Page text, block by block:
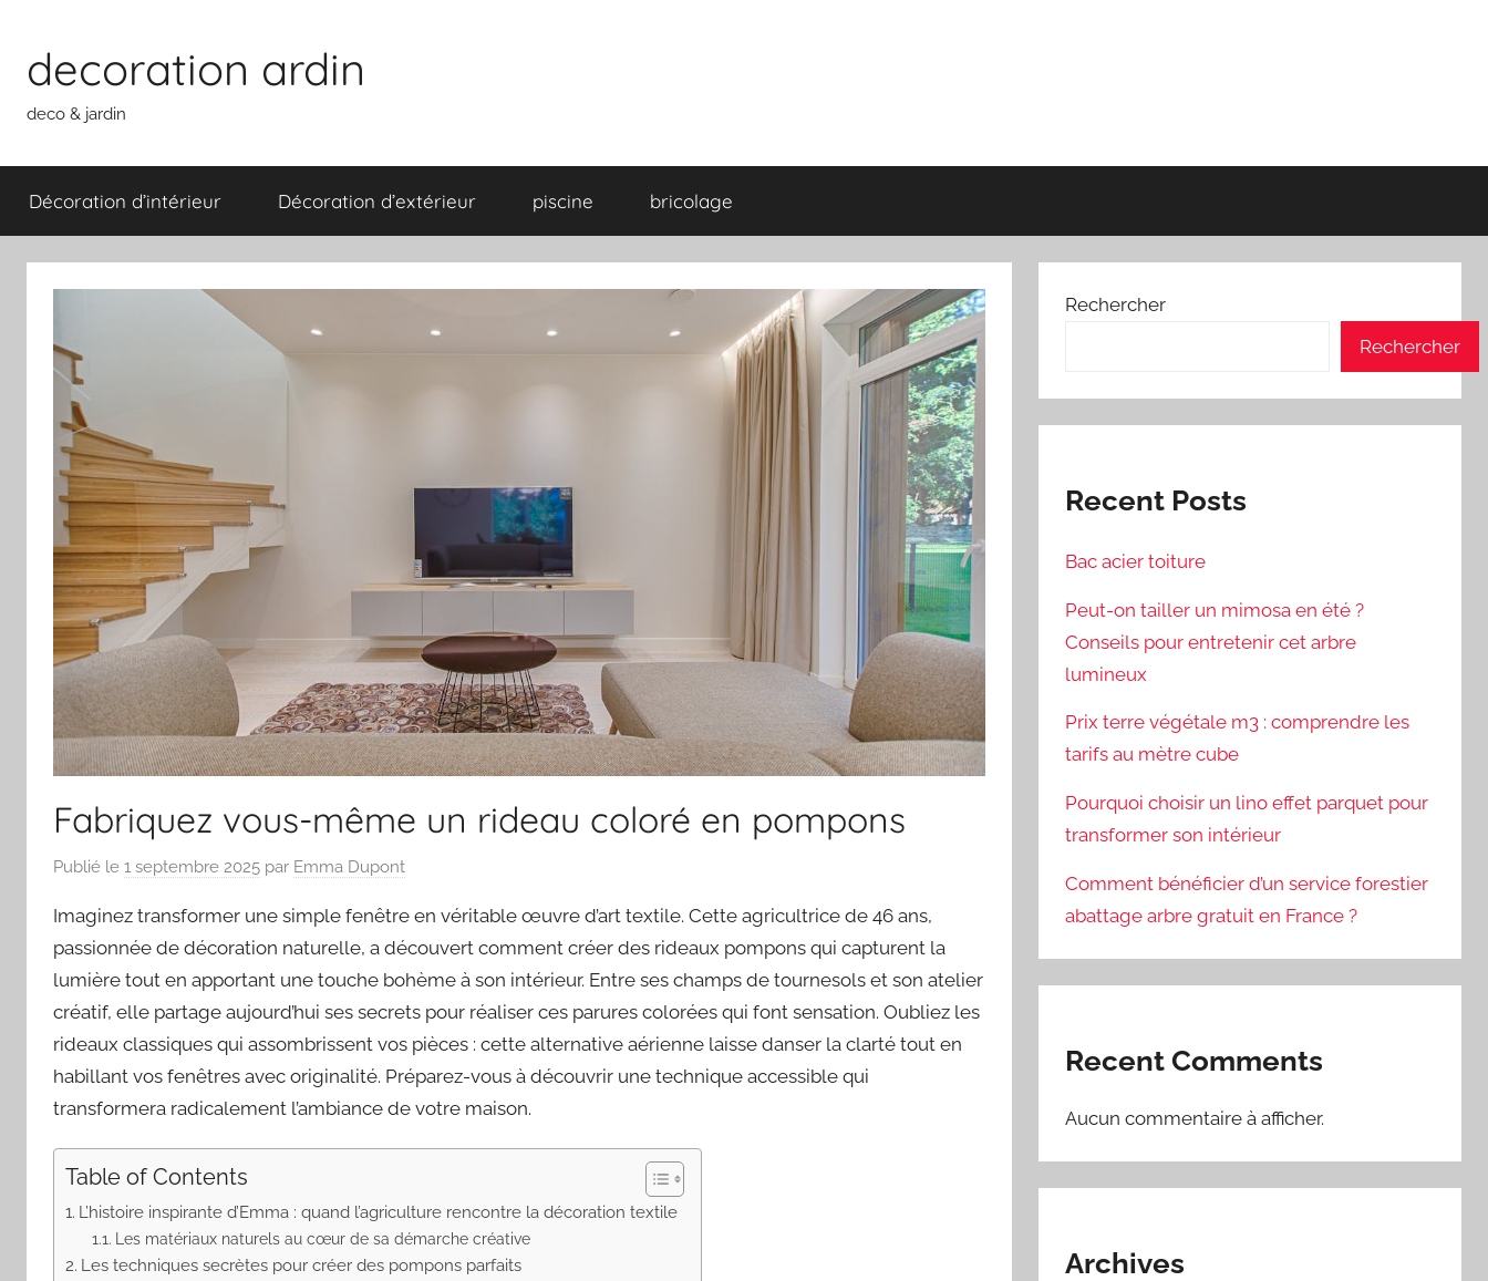
contenu
decoration ardin
deco & jardin
Décoration d’intérieur Décoration d’extérieur piscine bricolage
Fabriquez vous-même un rideau coloré en pompons
Publié le 1 septembre 2025 par Emma Dupont
Imaginez transformer une simple fenêtre en véritable œuvre d’art textile. Cette agricultrice de 46 ans,
passionnée de décoration naturelle, a découvert comment créer des rideaux pompons qui capturent la
lumière tout en apportant une touche bohème à son intérieur. Entre ses champs de tournesols et son atelier
créatif, elle partage aujourd’hui ses secrets pour réaliser ces parures colorées qui font sensation. Oubliez les
rideaux classiques qui assombrissent vos pièces : cette alternative aérienne laisse danser la clarté tout en
habillant vos fenêtres avec originalité. Préparez-vous à découvrir une technique accessible qui
transformera radicalement l’ambiance de votre maison.
Table of Contents
L’histoire inspirante d’Emma : quand l’agriculture rencontre la décoration textile
Les matériaux naturels au cœur de sa démarche créative
Les techniques secrètes pour créer des pompons parfaits
Rechercher
Rechercher
Recent Posts
Bac acier toiture
Peut-on tailler un mimosa en été ?
Conseils pour entretenir cet arbre
lumineux
Prix terre végétale m3 : comprendre les
tarifs au mètre cube
Pourquoi choisir un lino effet parquet pour
transformer son intérieur
Comment bénéficier d’un service forestier
abattage arbre gratuit en France ?
Recent Comments
Aucun commentaire à afficher.
Archives